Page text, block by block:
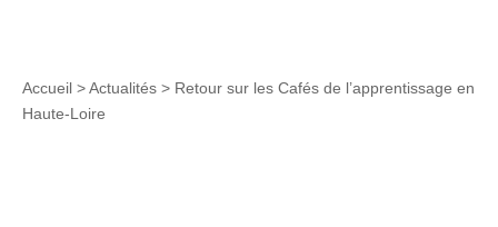
Accueil > Actualités > Retour sur les Cafés de l’apprentissage en
Haute-Loire